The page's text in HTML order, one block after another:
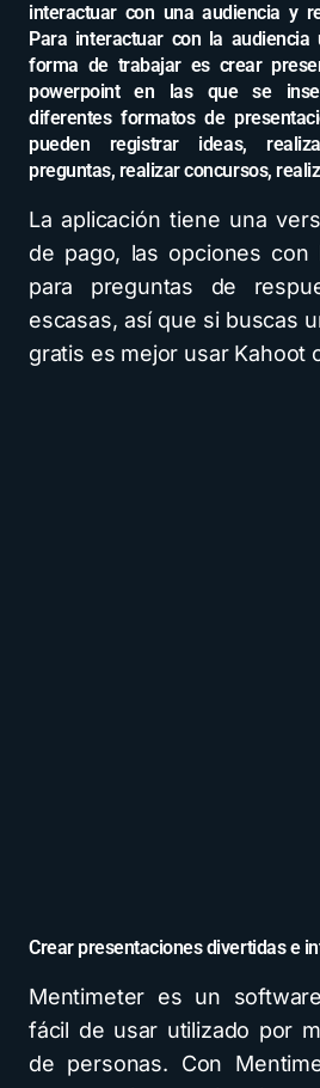
interactuar con una audiencia y
Para interactuar con la audiencia
forma de trabajar es crear
powerpoint en las que se
diferentes formatos de
pueden registrar ideas,
preguntas, realizar concursos,
La aplicación tiene una
de pago, las opciones con
para preguntas de
escasas, así que si buscas
gratis es mejor usar Kahoot
Crear presentaciones divertidas e
Mentimeter es un
fácil de usar utilizado por
de personas. Con